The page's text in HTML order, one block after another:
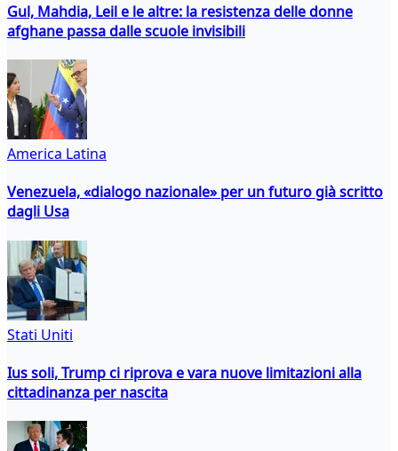
Gul, Mahdia, Leil e le altre: la resistenza delle donne
afghane passa dalle scuole invisibili
America Latina
Venezuela, «dialogo nazionale» per un futuro già scritto
dagli Usa
Stati Uniti
Ius soli, Trump ci riprova e vara nuove limitazioni alla
cittadinanza per nascita